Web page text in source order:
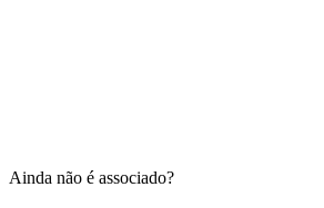
Ainda não é associado?